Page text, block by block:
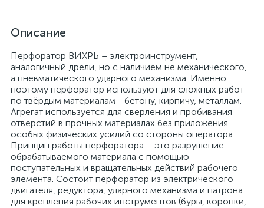
Описание
Перфоратор ВИХРЬ – электроинструмент,
аналогичный дрели, но с наличием не механического,
а пневматического ударного механизма. Именно
поэтому перфоратор используют для сложных работ
по твёрдым материалам - бетону, кирпичу, металлам.
Агрегат используется для сверления и пробивания
отверстий в прочных материалах без приложения
особых физических усилий со стороны оператора.
Принцип работы перфоратора – это разрушение
обрабатываемого материала с помощью
поступательных и вращательных действий рабочего
элемента. Состоит перфоратор из электрического
двигателя, редуктора, ударного механизма и патрона
для крепления рабочих инструментов (буры, коронки,